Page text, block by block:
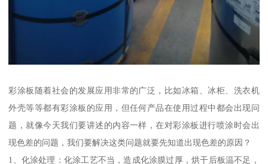
彩涂板随着社会的发展应用非常的广泛，比如冰箱、冰柜、洗衣机
外壳等等都有彩涂板的应用，但任何产品在使用过程中都会出现问
题，就像今天我们要讲述的内容一样，在对彩涂板进行喷涂时会出
现色差的问题，我们要解决这类问题就要先知道出现色差的原因？
1、化涂处理：化涂工艺不当，造成化涂膜过厚，烘干后板温不足，